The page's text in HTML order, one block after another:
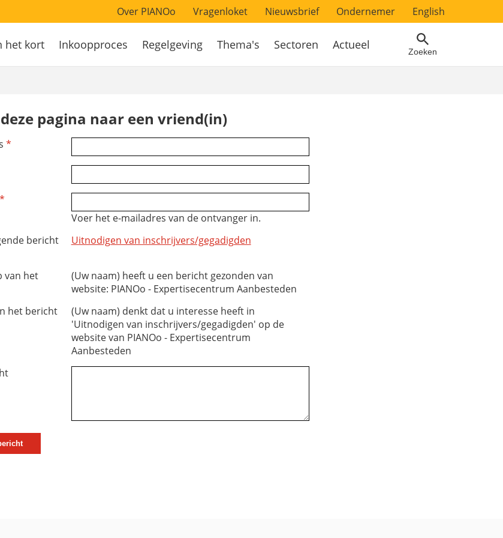
Over PIANOo Vragenloket Nieuwsbrief Ondernemer English
het kort Inkoopproces Regelgeving Thema's Sectoren Actueel Zoeken
pagina naar een vriend(in)
*
*
Voer het e-mailadres van de ontvanger in.
bericht
Uitnodigen van inschrijvers/gegadigden
van het
(Uw naam) heeft u een bericht gezonden van
website: PIANOo - Expertisecentrum Aanbesteden
het bericht
(Uw naam) denkt dat u interesse heeft in
'Uitnodigen van inschrijvers/gegadigden' op de
website van PIANOo - Expertisecentrum
Aanbesteden